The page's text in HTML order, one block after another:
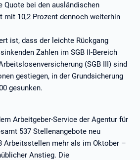
Quote bei den ausländischen
mit 10,2 Prozent dennoch weiterhin
ist, dass der leichte Rückgang
Zahlen im SGB II-Bereich
(SGB III) sind
gestiegen, in der Grundsicherung
gesunken.
Arbeitgeber-Service der Agentur für
537 Stellenangebote neu
Arbeitsstellen mehr als im Oktober –
Anstieg. Die